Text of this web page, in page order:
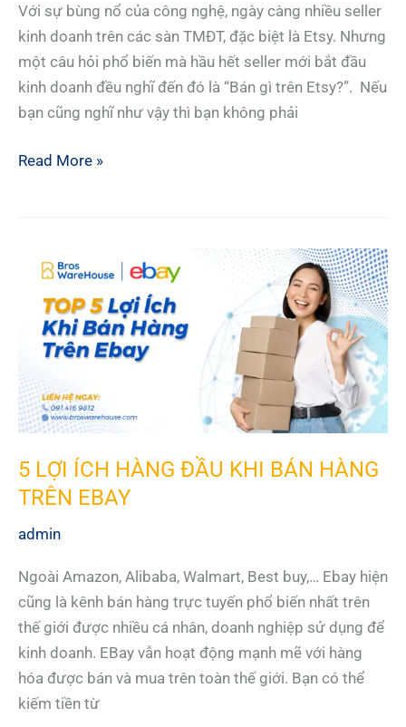
Với sự bùng nổ của công nghệ, ngày càng nhiều seller
kinh doanh trên các sàn TMĐT, đặc biệt là Etsy. Nhưng
một câu hỏi phổ biến mà hầu hết seller mới bắt đầu
kinh doanh đều nghĩ đến đó là “Bán gì trên Etsy?”. Nếu
bạn cũng nghĩ như vậy thì bạn không phải
15
CHẠY
ETSY
BẠN
NÊN
BIẾT
NĂM
2022
Read More »
5 LỢI ÍCH HÀNG ĐẦU KHI BÁN HÀNG
TRÊN EBAY
admin
Ngoài Amazon, Alibaba, Walmart, Best buy,… Ebay hiện
cũng là kênh bán hàng trực tuyến phổ biến nhất trên
thế giới được nhiều cá nhân, doanh nghiệp sử dụng để
kinh doanh. EBay vẫn hoạt động mạnh mẽ với hàng
hóa được bán và mua trên toàn thế giới. Bạn có thể
kiếm tiền từ